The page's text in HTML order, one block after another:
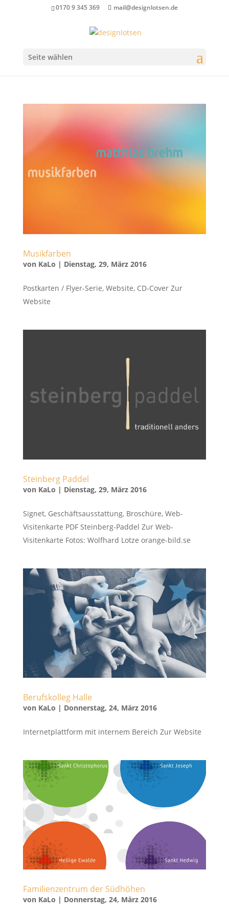
0170 9 345 369 mail@designlotsen.de
Seite wählen
Musikfarben
von KaLo | Dienstag, 29, März 2016
Postkarten / Flyer-Serie, Website, CD-Cover Zur
Website
Steinberg Paddel
von KaLo | Dienstag, 29, März 2016
Signet, Geschäftsausstattung, Broschüre, Web-
Visitenkarte PDF Steinberg-Paddel Zur Web-
Visitenkarte Fotos: Wolfhard Lotze orange-bild.se
Berufskolleg Halle
von KaLo | Donnerstag, 24, März 2016
Internetplattform mit internem Bereich Zur Website
Familienzentrum der Südhöhen
von KaLo | Donnerstag, 24, März 2016